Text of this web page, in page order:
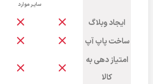
سایـر موارد
ایجاد وبلاگ
ساخت پاپ آپ
امتیاز دهی به
کالا